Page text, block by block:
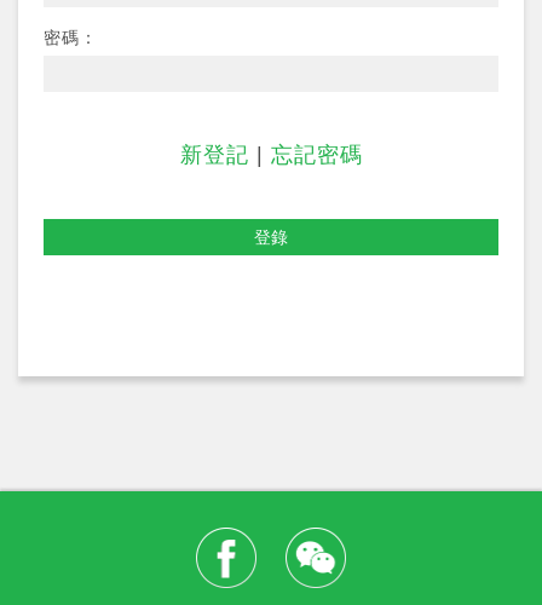
密碼：
新登記 忘記密碼